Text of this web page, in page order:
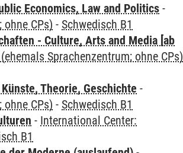
Economics, Law and Politics -
CPs) - Schwedisch B1
- Culture, Arts and Media [ab
Sprachenzentrum; ohne CPs)
Theorie, Geschichte -
CPs) - Schwedisch B1
- International Center:
B1